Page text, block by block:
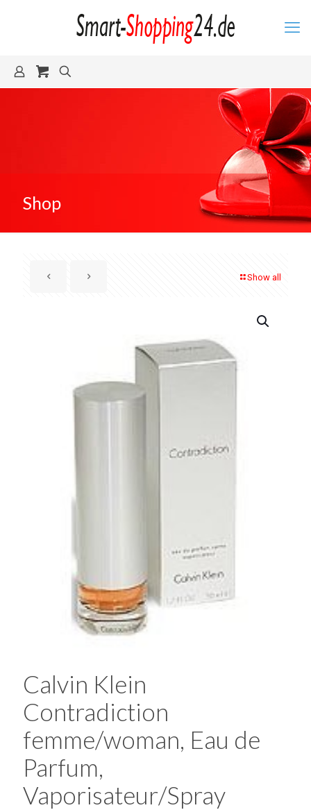
Shop
Show all
Calvin Klein
Contradiction
femme/woman, Eau de
Parfum,
Vaporisateur/Spray